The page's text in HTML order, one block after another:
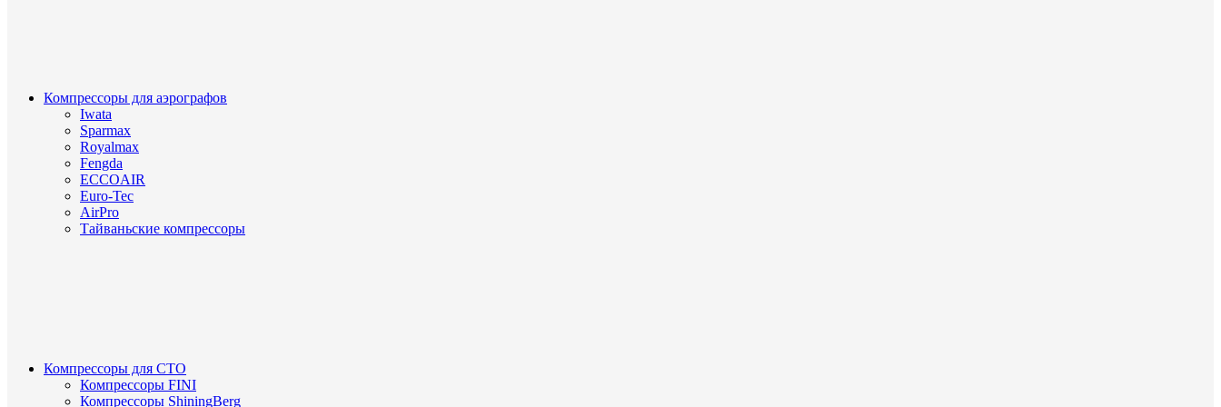
Компрессоры для аэрографов
Iwata
Sparmax
Royalmax
Fengda
ECCOAIR
Euro-Tec
AirPro
Тайваньские компрессоры
Компрессоры для СТО
Компрессоры FINI
Компрессоры ShiningBerg